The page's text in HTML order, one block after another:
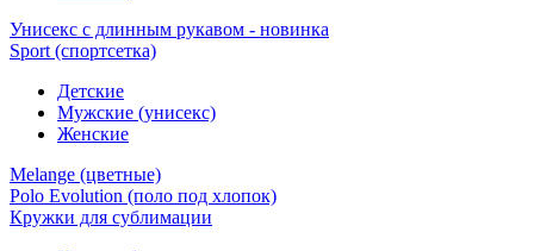
Унисекс с длинным рукавом - новинка
Sport (спортсетка)
Детские
Мужские (унисекс)
Женские
Melange (цветные)
Polo Evolution (поло под хлопок)
Кружки для сублимации